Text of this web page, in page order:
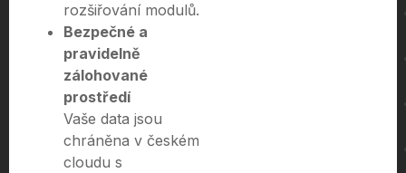
rozšiřování modulů.
Bezpečné a
pravidelně
zálohované
prostředí
Vaše data jsou
chráněna v českém
cloudu s